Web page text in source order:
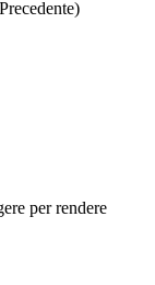
per rendere